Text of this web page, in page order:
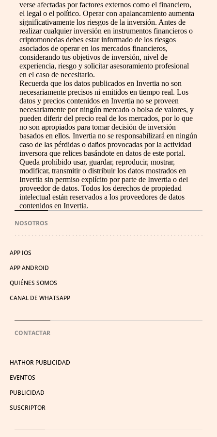
verse afectadas por factores externos como el financiero,
el legal o el político. Operar con apalancamiento aumenta
significativamente los riesgos de la inversión. Antes de
realizar cualquier inversión en instrumentos financieros o
criptomonedas debes estar informado de los riesgos
asociados de operar en los mercados financieros,
considerando tus objetivos de inversión, nivel de
experiencia, riesgo y solicitar asesoramiento profesional
en el caso de necesitarlo.
Recuerda que los datos publicados en Invertia no son
necesariamente precisos ni emitidos en tiempo real. Los
datos y precios contenidos en Invertia no se proveen
necesariamente por ningún mercado o bolsa de valores, y
pueden diferir del precio real de los mercados, por lo que
no son apropiados para tomar decisión de inversión
basados en ellos. Invertia no se responsabilizará en ningún
caso de las pérdidas o daños provocadas por la actividad
inversora que relices basándote en datos de este portal.
Queda prohibido usar, guardar, reproducir, mostrar,
modificar, transmitir o distribuir los datos mostrados en
Invertia sin permiso explícito por parte de Invertia o del
proveedor de datos. Todos los derechos de propiedad
intelectual están reservados a los proveedores de datos
contenidos en Invertia.
NOSOTROS
APP IOS
APP ANDROID
QUIÉNES SOMOS
CANAL DE WHATSAPP
CONTACTAR
HATHOR PUBLICIDAD
EVENTOS
PUBLICIDAD
SUSCRIPTOR